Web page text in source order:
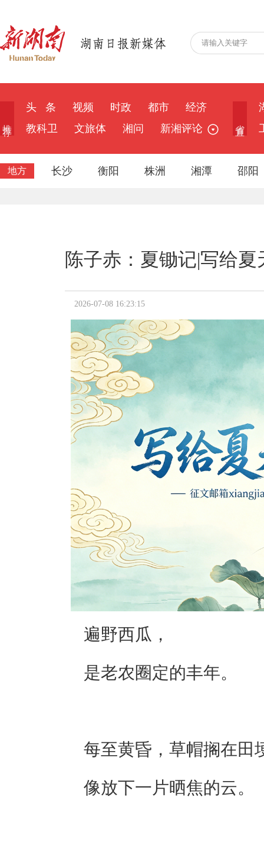
头 条 视频 时政 都市
经济
教科卫
文旅体 湘问 新湘评论
地方 长沙 衡阳 株洲 湘潭 邵阳
陈子赤：夏锄记|写给
2026-07-08 16:23:15
遍野西瓜，
是老农圈定的丰年。
每至黄昏，草帽搁在田
像放下一片晒焦的云。